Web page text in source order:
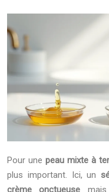
Pour unepeau mixte à
plus important. Ici, un
crème onctueuse